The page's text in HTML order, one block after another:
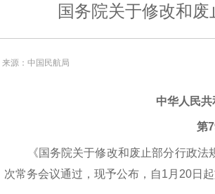
国务院关于修改和
来源：中国民航局
中华人民
第
《国务院关于修改和废止部分行政法
次常务会议通过，现予公布，自1月20日起